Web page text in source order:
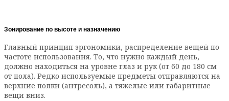
Зонирование по высоте и назначению
Главный принцип эргономики, распределение вещей по
частоте использования. То, что нужно каждый день,
должно находиться на уровне глаз и рук (от 60 до 180 см
от пола). Редко используемые предметы отправляются на
верхние полки (антресоль), а тяжелые или габаритные
вещи вниз.